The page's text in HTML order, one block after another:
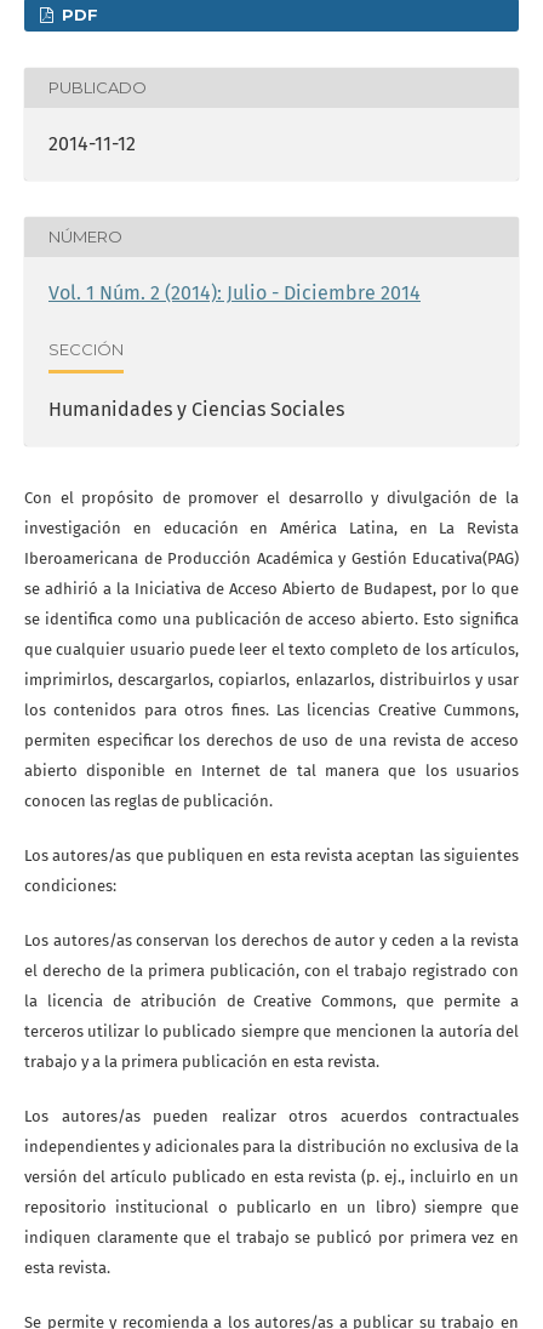
PDF
PUBLICADO
2014-11-12
NÚMERO
Vol. 1 Núm. 2 (2014): Julio - Diciembre 2014
SECCIÓN
Humanidades y Ciencias Sociales
Con el propósito de promover el desarrollo y divulgación de la
investigación en educación en América Latina, en La Revista
Iberoamericana de Producción Académica y Gestión Educativa(PAG)
se adhirió a la Iniciativa de Acceso Abierto de Budapest, por lo que
se identifica como una publicación de acceso abierto. Esto significa
que cualquier usuario puede leer el texto completo de los artículos,
imprimirlos, descargarlos, copiarlos, enlazarlos, distribuirlos y usar
los contenidos para otros fines. Las licencias Creative Cummons,
permiten especificar los derechos de uso de una revista de acceso
abierto disponible en Internet de tal manera que los usuarios
conocen las reglas de publicación.
Los autores/as que publiquen en esta revista aceptan las siguientes
condiciones:
Los autores/as conservan los derechos de autor y ceden a la revista
el derecho de la primera publicación, con el trabajo registrado con
la licencia de atribución de Creative Commons, que permite a
terceros utilizar lo publicado siempre que mencionen la autoría del
trabajo y a la primera publicación en esta revista.
Los autores/as pueden realizar otros acuerdos contractuales
independientes y adicionales para la distribución no exclusiva de la
versión del artículo publicado en esta revista (p. ej., incluirlo en un
repositorio institucional o publicarlo en un libro) siempre que
indiquen claramente que el trabajo se publicó por primera vez en
esta revista.
Se permite y recomienda a los autores/as a publicar su trabajo en